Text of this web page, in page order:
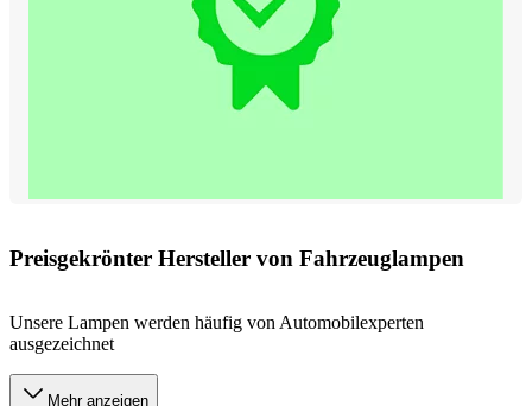
Preisgekrönter Hersteller von Fahrzeuglampen
Unsere Lampen werden häufig von Automobilexperten
ausgezeichnet
Mehr anzeigen